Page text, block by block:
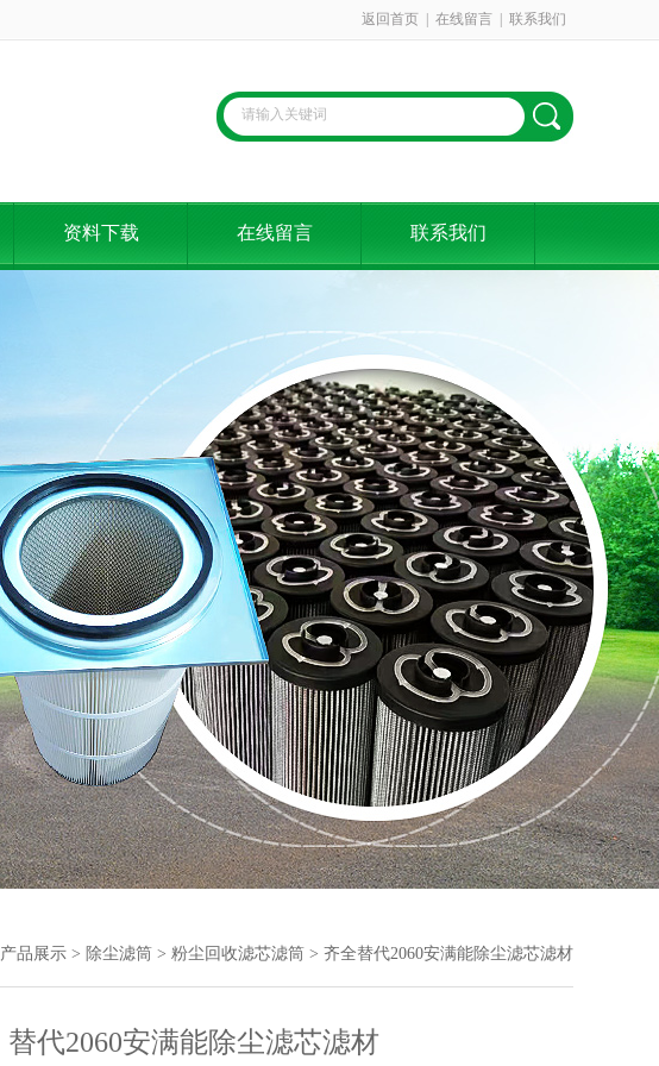
返回首页 在线留言 联系我们
资料下载 在线留言 联系我们
产品展示 > 除尘滤筒 > 粉尘回收滤芯滤筒 > 齐全替代2060安满能除尘滤芯滤材
替代2060安满能除尘滤芯滤材